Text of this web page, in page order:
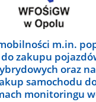
m.in.
zakupu
oraz
samochodu
monitoringu